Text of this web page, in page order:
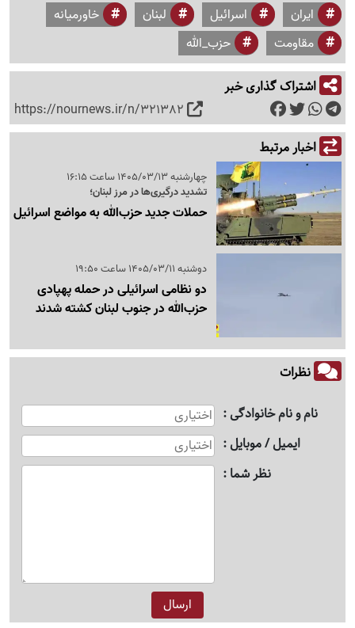
ایران اسرائیل لبنان
خاورمیانه
مقاومت
حزب_الله
اشتراک گذاری خبر
https://nournews.ir/n/321382
اخبار مرتبط
چهارشنبه 1405/03/13 ساعت 16:15
تشدید درگیری‌ها در مرز لبنان؛
حملات جدید حزب‌الله به مواضع اسرائیل
دوشنبه 1405/03/11 ساعت 19:50
دو نظامی اسرائیلی در حمله پهپادی
حزب‌الله در جنوب لبنان کشته شدند
نظرات
نام و نام خانوادگی
ایمیل / موبایل
نظر شما